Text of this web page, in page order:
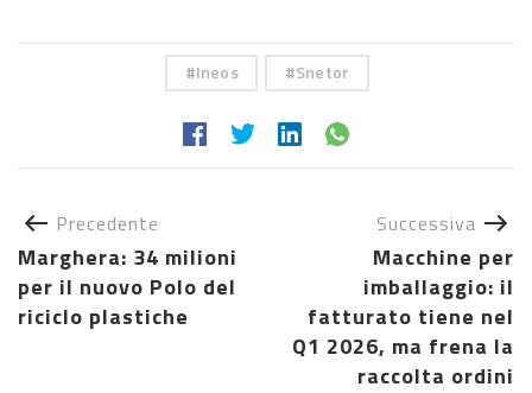
Ineos Snetor
Precedente
Marghera: 34 milioni
per il nuovo Polo del
riciclo plastiche
Successiva
Macchine per
imballaggio: il
fatturato tiene nel
Q1 2026, ma frena la
raccolta ordini